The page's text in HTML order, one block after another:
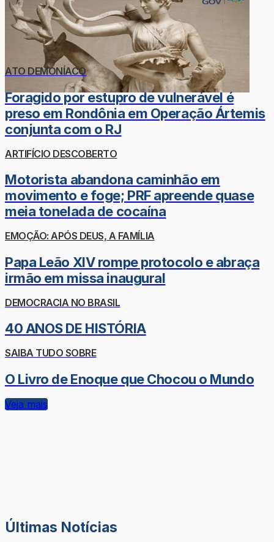
ATO DEMONÍACO
Foragido por estupro de vulnerável é
preso em Rondônia em Operação Ártemis
conjunta com o RJ
ARTIFÍCIO DESCOBERTO
Motorista abandona caminhão em
movimento e foge; PRF apreende quase
meia tonelada de cocaína
EMOÇÃO: APÓS DEUS, A FAMÍLIA
Papa Leão XIV rompe protocolo e abraça
irmão em missa inaugural
DEMOCRACIA NO BRASIL
40 ANOS DE HISTÓRIA
SAIBA TUDO SOBRE
O Livro de Enoque que Chocou o Mundo
Veja mais
Últimas Notícias